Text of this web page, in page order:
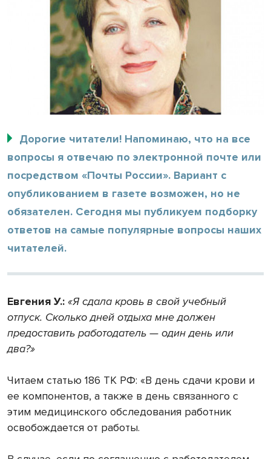
Дорогие читатели! Напоминаю, что на все
вопросы я отвечаю по электронной почте или
посредством «Почты России». Вариант с
опубликованием в газете возможен, но не
обязателен. Сегодня мы публикуем подборку
ответов на самые популярные вопросы наших
читателей.
Евгения У.: «Я сдала кровь в свой учебный
отпуск. Сколько дней отдыха мне должен
предоставить работодатель — один день или
два?»
Читаем статью 186 ТК РФ: «В день сдачи крови и
ее компонентов, а также в день связанного с
этим медицинского обследования работник
освобождается от работы.